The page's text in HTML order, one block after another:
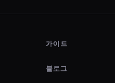
가이드
블로그